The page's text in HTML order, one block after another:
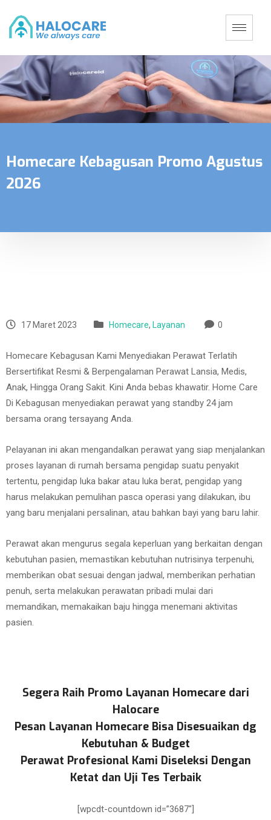
Homecare Kebagusan Promo Agustus
2026
17 Maret 2023 Homecare, Layanan 0
Homecare Kebagusan Kami Menyediakan Perawat Terlatih
Bersertifikat Resmi & Berpengalaman Perawat Lansia, Medis,
Anak, Hingga Orang Sakit. Kini Anda bebas khawatir. Home Care
Di Kebagusan menyediakan perawat yang standby 24 jam
bersama orang tersayang Anda.
Pelayanan ini akan mengandalkan perawat yang siap menjalankan
proses layanan di rumah bersama pengidap suatu penyakit
tertentu, pengidap luka bakar atau luka berat, pengidap yang
harus melakukan pemulihan pasca operasi yang dilakukan, ibu
yang baru menjalani persalinan, atau bahkan bayi yang baru lahir.
Perawat akan mengurus segala keperluan yang berkaitan dengan
kebutuhan pasien, memastikan kebutuhan nutrisinya terpenuhi,
memberikan obat sesuai dengan jadwal, memberikan perhatian
penuh, serta melakukan perawatan pribadi mulai dari
memandikan, memakaikan baju hingga menemani aktivitas
pasien.
Segera Raih Promo Layanan Homecare dari
Halocare
Pesan Layanan Homecare Bisa Disesuaikan dg
Kebutuhan & Budget
Perawat Profesional Kami Diseleksi Dengan
Ketat dan Uji Tes Terbaik
[wpcdt-countdown id=”3687″]